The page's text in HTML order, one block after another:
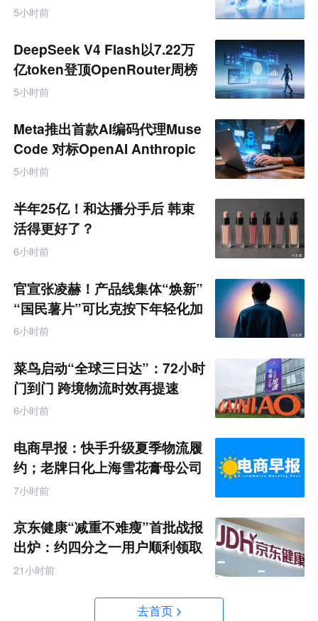
5小时前
DeepSeek V4 Flash以7.22万
亿token登顶OpenRouter周榜
5小时前
Meta推出首款AI编码代理Muse
Code 对标OpenAI Anthropic
5小时前
半年25亿！和达播分手后 韩束
活得更好了？
6小时前
官宣张凌赫！产品线集体“焕新”
“国民薯片”可比克按下年轻化加
速键
6小时前
菜鸟启动“全球三日达”：72小时
门到门 跨境物流时效再提速
6小时前
电商早报：快手升级夏季物流履
约；老牌日化上海雪花膏母公司
破产
7小时前
京东健康“减重不难瘦”首批战报
出炉：约四分之一用户顺利领取
200元挑战金
21小时前
去首页